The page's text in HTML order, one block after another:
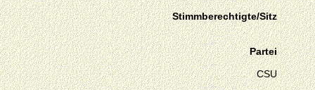
Stimmberechtigte/Sitz
Partei
CSU